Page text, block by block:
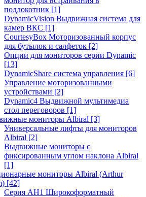
подлокотник [1]
DynamicVision Выдвижная система для
камер ВКС [1]
CourtesyBox Моторизованный корпус
для бутылок и салфеток [2]
Опции для мониторов серии Dynamic
[13]
DynamicShare система управления [6]
Управление моторизованными
устройствами [2]
Dynamic4 Выдвижной мультимедиа
стол переговоров [1]
мониторы Albiral [3]
Универсальные лифты для мониторов
Albiral [2]
Выдвижные мониторы с
фиксированным углом наклона Albiral
[1]
мониторы Albiral (Arthur
[42]
Серия AH1 Широкоформатный